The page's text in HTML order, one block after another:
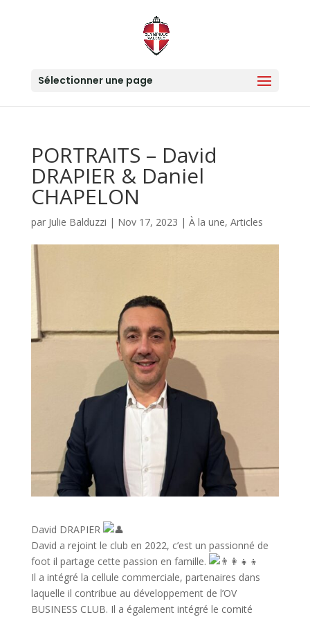
Sélectionner une page
PORTRAITS – David
DRAPIER & Daniel
CHAPELON
par Julie Balduzzi | Nov 17, 2023 | À la une, Articles
David DRAPIER
David a rejoint le club en 2022, c’est un passionné de
foot il partage cette passion en famille.
Il a intégré la cellule commerciale, partenaires dans
laquelle il contribue au développement de l’OV
BUSINESS CLUB. Il a également intégré le comité